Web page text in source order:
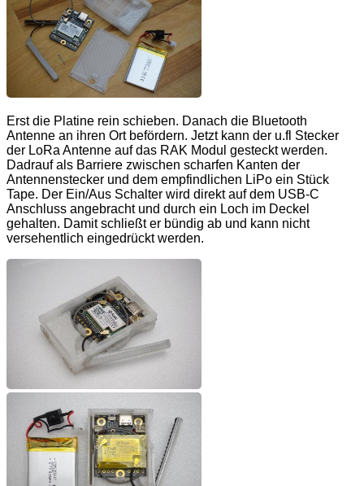
Erst die Platine rein schieben. Danach die Bluetooth
Antenne an ihren Ort befördern. Jetzt kann der u.fl Stecker
der LoRa Antenne auf das RAK Modul gesteckt werden.
Dadrauf als Barriere zwischen scharfen Kanten der
Antennenstecker und dem empfindlichen LiPo ein Stück
Tape. Der Ein/Aus Schalter wird direkt auf dem USB-C
Anschluss angebracht und durch ein Loch im Deckel
gehalten. Damit schließt er bündig ab und kann nicht
versehentlich eingedrückt werden.